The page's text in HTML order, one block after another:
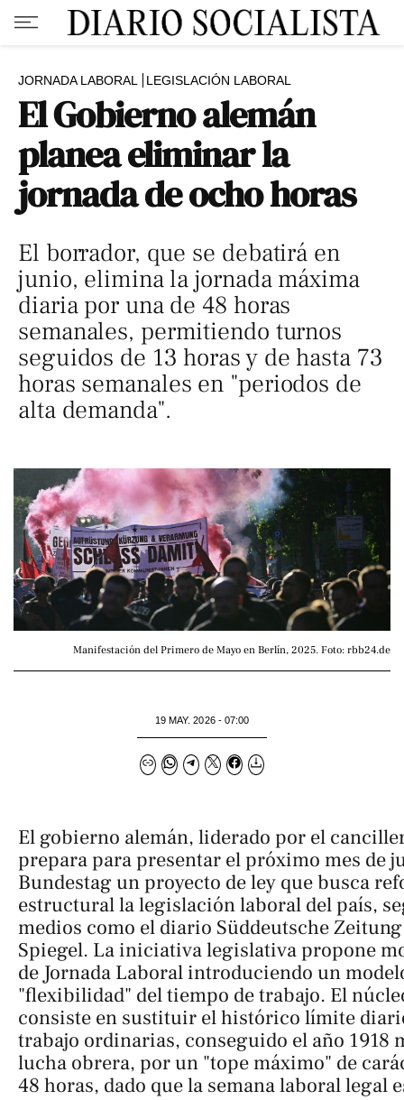
JORNADA LABORAL LEGISLACIÓN LABORAL
El Gobierno alemán
planea eliminar la
jornada de ocho horas
El borrador, que se debatirá en
junio, elimina la jornada máxima
diaria por una de 48 horas
semanales, permitiendo turnos
seguidos de 13 horas y de hasta 73
horas semanales en "periodos de
alta demanda".
Manifestación del Primero de Mayo en Berlín, 2025. Foto: rbb24.de
19 MAY. 2026 - 07:00
El gobierno alemán, liderado por el
prepara para presentar el próximo mes de
Bundestag un proyecto de ley que busca
estructural la legislación laboral del país,
medios como el diario Süddeutsche Zeitung
Spiegel. La iniciativa legislativa propone
de Jornada Laboral introduciendo un
"flexibilidad" del tiempo de trabajo. El
consiste en sustituir el histórico límite
trabajo ordinarias, conseguido el año 1918
lucha obrera, por un "tope máximo" de
48 horas, dado que la semana laboral legal